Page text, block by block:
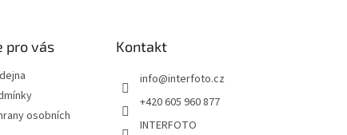
pro vás
osobních
Kontakt
info@interfoto.cz
+420 605 960 877
INTERFOTO